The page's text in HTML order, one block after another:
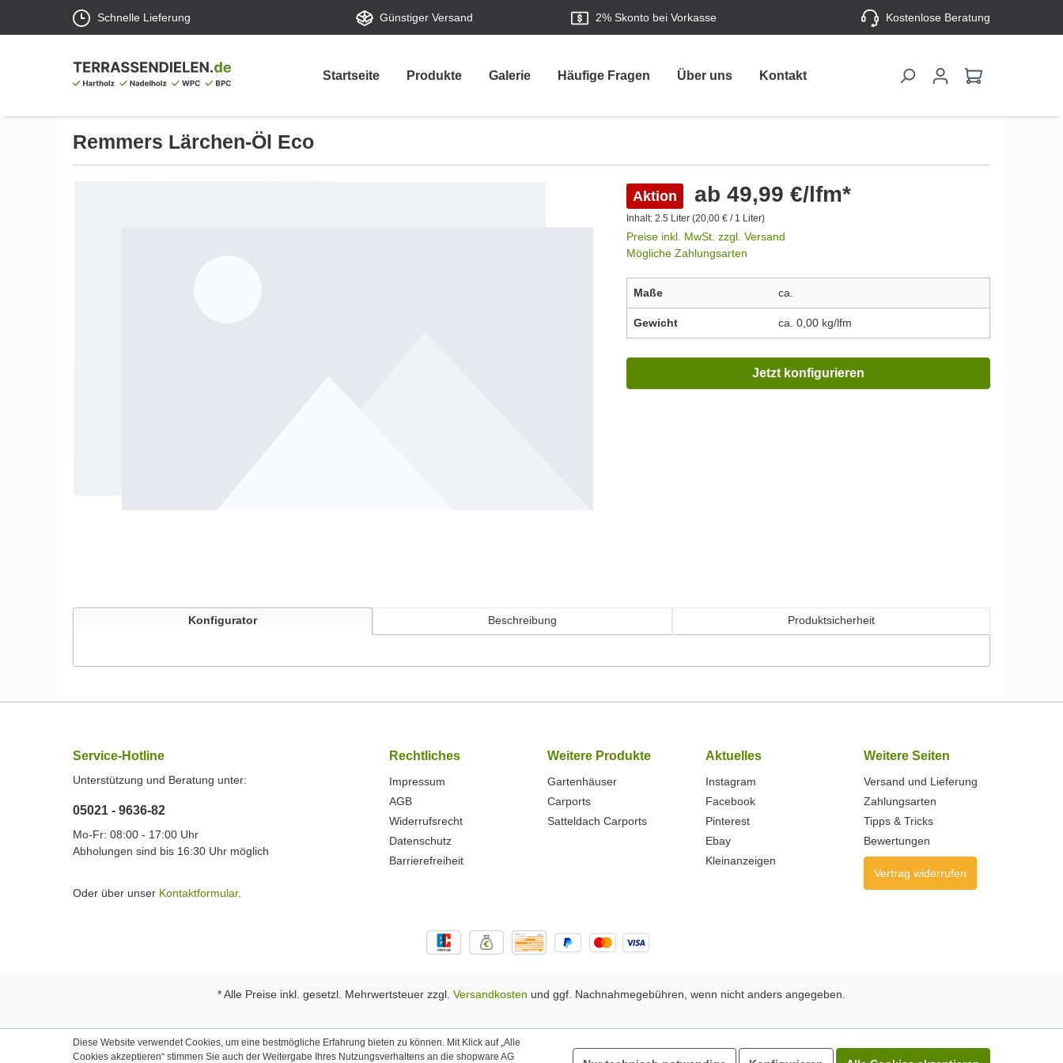
Schnelle Lieferung Günstiger Versand 2% Skonto bei Vorkasse Kostenlose Beratung
Startseite Produkte Galerie Häufige Fragen Über uns Kontakt
Remmers Lärchen-Öl Eco
Aktion ab 49,99 €/lfm*
Inhalt: 2.5 Liter (20,00 € / 1 Liter)
Preise inkl. MwSt. zzgl. Versand
Mögliche Zahlungsarten
Maße ca.
Gewicht ca. 0,00 kg/lfm
Jetzt konfigurieren
Konfigurator Beschreibung Produktsicherheit
Service-Hotline
Unterstützung und Beratung unter:
05021 - 9636-82
Mo-Fr: 08:00 - 17:00 Uhr
Abholungen sind bis 16:30 Uhr möglich
Oder über unser Kontaktformular.
Rechtliches
Impressum
AGB
Widerrufsrecht
Datenschutz
Barrierefreiheit
Weitere Produkte
Gartenhäuser
Carports
Satteldach Carports
Aktuelles
Instagram
Facebook
Pinterest
Ebay
Kleinanzeigen
Weitere Seiten
Versand und Lieferung
Zahlungsarten
Tipps & Tricks
Bewertungen
Vertrag widerrufen
* Alle Preise inkl. gesetzl. Mehrwertsteuer zzgl. Versandkosten und ggf. Nachnahmegebühren, wenn nicht anders angegeben.
Diese Website verwendet Cookies, um eine bestmögliche Erfahrung bieten zu können. Mit Klick auf „Alle
Cookies akzeptieren“ stimmen Sie auch der Weitergabe Ihres Nutzungsverhaltens an die shopware AG